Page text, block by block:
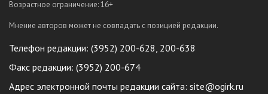
Возрастное ограничение: 16+
Мнение авторов может не совпадать с позицией редакции.
Телефон редакции: (3952) 200-628, 200-638
Факс редакции: (3952) 200-674
Адрес электронной почты редакции сайта: site@ogirk.ru